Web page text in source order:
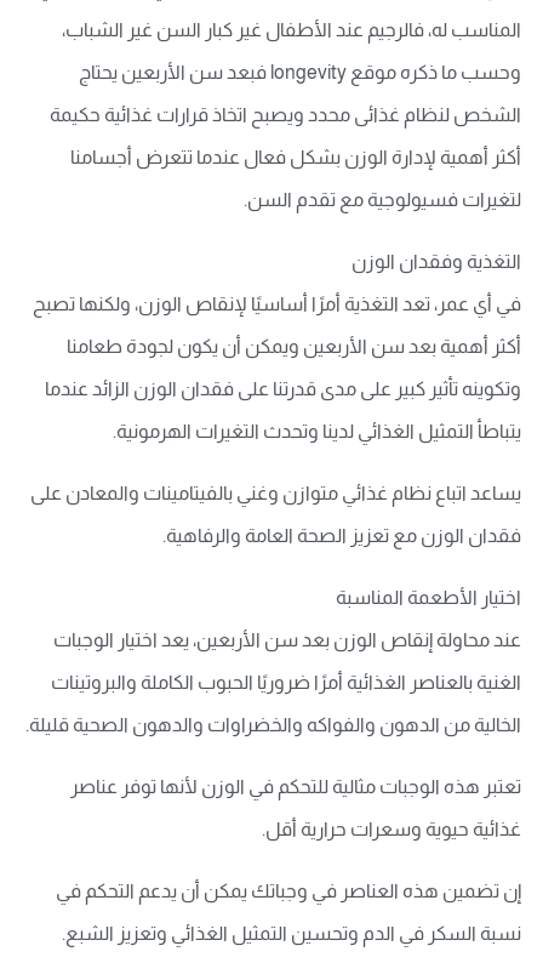
المناسب له، فالرجيم عند الأطفال غير كبار السن غير الشباب،
وحسب ما ذكره موقع longevity فبعد سن الأربعين يحتاج
الشخص لنظام غذائى محدد ويصبح اتخاذ قرارات غذائية حكيمة
أكثر أهمية لإدارة الوزن بشكل فعال عندما تتعرض أجسامنا
لتغيرات فسيولوجية مع تقدم السن.
التغذية وفقدان الوزن
في أي عمر، تعد التغذية أمرًا أساسيًا لإنقاص الوزن، ولكنها تصبح
أكثر أهمية بعد سن الأربعين ويمكن أن يكون لجودة طعامنا
وتكوينه تأثير كبير على مدى قدرتنا على فقدان الوزن الزائد عندما
يتباطأ التمثيل الغذائي لدينا وتحدث التغيرات الهرمونية.
يساعد اتباع نظام غذائي متوازن وغني بالفيتامينات والمعادن على
فقدان الوزن مع تعزيز الصحة العامة والرفاهية.
اختيار الأطعمة المناسبة
عند محاولة إنقاص الوزن بعد سن الأربعين، يعد اختيار الوجبات
الغنية بالعناصر الغذائية أمرًا ضروريًا الحبوب الكاملة والبروتينات
الخالية من الدهون والفواكه والخضراوات والدهون الصحية قليلة.
تعتبر هذه الوجبات مثالية للتحكم في الوزن لأنها توفر عناصر
غذائية حيوية وسعرات حرارية أقل.
إن تضمين هذه العناصر في وجباتك يمكن أن يدعم التحكم في
نسبة السكر في الدم وتحسين التمثيل الغذائي وتعزيز الشبع.